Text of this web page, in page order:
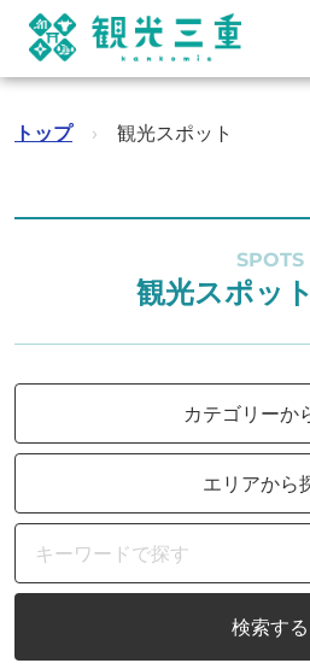
トップ › 観光スポット
SPOTS
観光スポッ
カテゴリーか
エリアから
検索する